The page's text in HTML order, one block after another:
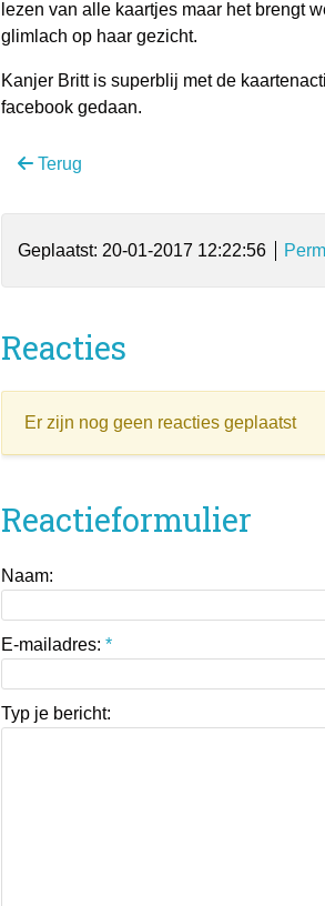
lezen van alle kaartjes maar het brengt
glimlach op haar gezicht.
Kanjer Britt is superblij met de
facebook gedaan.
Terug
Geplaatst: 20-01-2017 12:22:56
Reacties
Er zijn nog geen reacties geplaatst
Reactieformulier
Naam:
E-mailadres: *
Typ je bericht: